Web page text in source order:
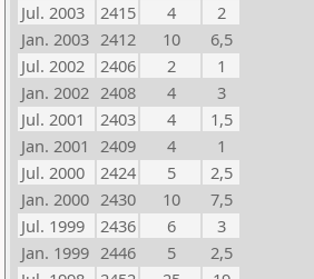
Jul. 2003
2415 4
2
Jan. 2003 2412 10
6,5
Jul. 2002
2406 2
1
Jan. 2002 2408 4
3
Jul. 2001
2403 4
1,5
Jan. 2001 2409 4
1
Jul. 2000
2424 5
2,5
Jan. 2000 2430 10
7,5
Jul. 1999
2436 6
3
Jan. 1999 2446 5
2,5